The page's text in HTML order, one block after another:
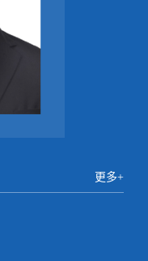
更多+